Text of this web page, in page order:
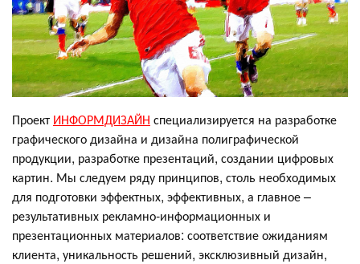
Проект ИНФОРМДИЗАЙН специализируется на разработке
графического дизайна и дизайна полиграфической
продукции, разработке презентаций, создании цифровых
картин. Мы следуем ряду принципов, столь необходимых
для подготовки эффектных, эффективных, а главное –
результативных рекламно-информационных и
презентационных материалов: соответствие ожиданиям
клиента, уникальность решений, эксклюзивный дизайн,